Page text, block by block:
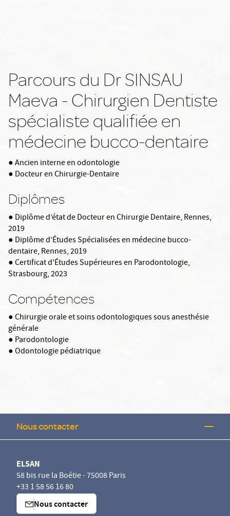
Parcours du Dr SINSAU
Maeva - Chirurgien Dentiste
spécialiste qualifiée en
médecine bucco-dentaire
● Ancien interne en odontologie
● Docteur en Chirurgie-Dentaire
Diplômes
● Diplôme d’état de Docteur en Chirurgie Dentaire, Rennes,
2019
● Diplôme d’Études Spécialisées en médecine bucco-
dentaire, Rennes, 2019
● Certificat d'Études Supérieures en Parodontologie,
Strasbourg, 2023
Compétences
● Chirurgie orale et soins odontologiques sous anesthésie
générale
● Parodontologie
● Odontologie pédiatrique
Nous contacter
ELSAN
58 bis rue la Boétie - 75008 Paris
+33 1 58 56 16 80
Nous contacter